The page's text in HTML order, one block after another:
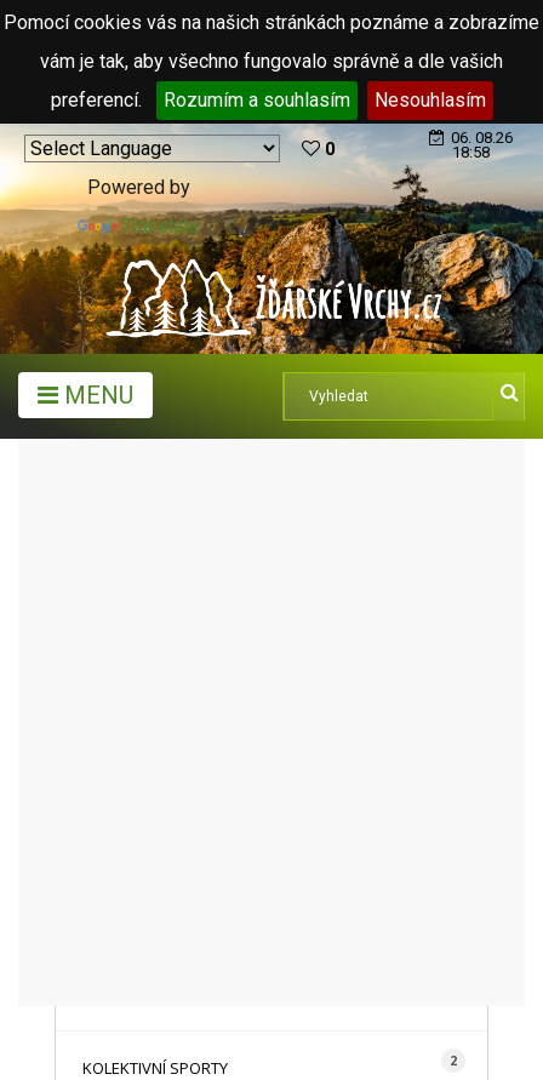
Pomocí cookies vás na našich stránkách poznáme a zobrazíme
vám je tak, aby všechno fungovalo správně a dle vašich
preferencí.
Rozumím a souhlasím Nesouhlasím
Powered by
Translate
0
06. 08.26
18:58
MENU
KOLEKTIVNÍ SPORTY 2